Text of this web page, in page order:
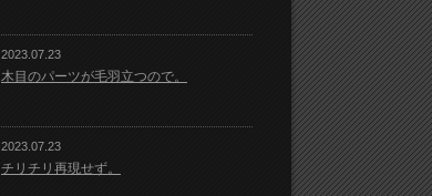
2023.07.23
木目のパーツが毛羽立つので。
2023.07.23
チリチリ再現せず。